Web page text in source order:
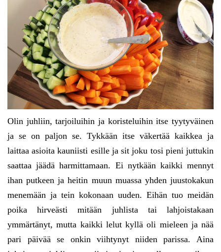
Olin juhliin, tarjoiluihin ja koristeluihin itse tyytyväinen
ja se on paljon se. Tykkään itse väkertää kaikkea ja
laittaa asioita kauniisti esille ja sit joku tosi pieni juttukin
saattaa jäädä harmittamaan. Ei nytkään kaikki mennyt
ihan putkeen ja heitin muun muassa yhden juustokakun
menemään ja tein kokonaan uuden. Eihän tuo meidän
poika hirveästi mitään juhlista tai lahjoistakaan
ymmärtänyt, mutta kaikki lelut kyllä oli mieleen ja nää
pari päivää se onkin viihtynyt niiden parissa. Aina